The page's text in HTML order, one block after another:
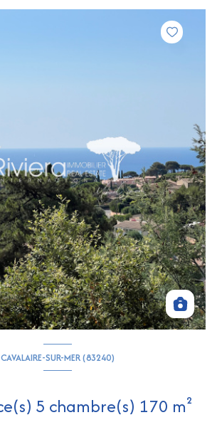
CAVALAIRE-SUR-MER (83240)
Villa 7 pièce(s) 5 chambre(s) 170 m²